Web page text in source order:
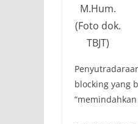
M.Hum.
(Foto dok.
TBJT)
blocking yang